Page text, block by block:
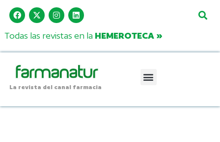
Todas las revistas en la HEMEROTECA »
La revista del canal farmacia